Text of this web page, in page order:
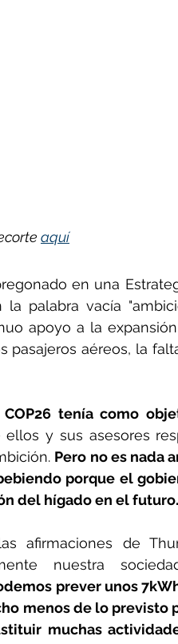
aquí
en una
palabra vacía
apoyo a la
aéreos, la
tenía como
y sus asesores
Pero no es nada
porque el
del hígado en el futuro.
afirmaciones de
nuestra
prever unos
menos de lo previsto
muchas